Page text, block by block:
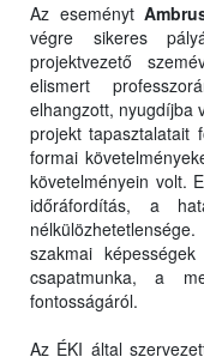
Az eseményt
végre sikeres
projektvezető
elismert
elhangzott, nyugdíjba
projekt tapasztalatait
formai
követelményein volt.
időráfordítás, a
szakmai
csapatmunka, a
fontosságáról.
Az ÉKI által